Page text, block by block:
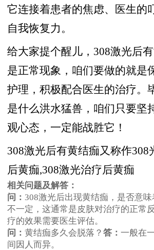
它连接着患者的焦虑、医生的
自我恢复力。
给大家提个醒儿，308激光后
是正常现象，咱们要做的就是
护理，积极配合医生的治疗。
是什么洪水猛兽，咱们只要坚
观心态，一定能战胜它！
308激光后有黄结痂又称作308
后黄痂,308激光治疗后黄痂
相关问题及解答：
问： 308激光后出现黄结痂，是否意味
不一定，这通常是皮肤对治疗的正常
疗的效果需要医生评估。
问： 黄结痂多久会脱落？ 答： 一般在
间因人而异。